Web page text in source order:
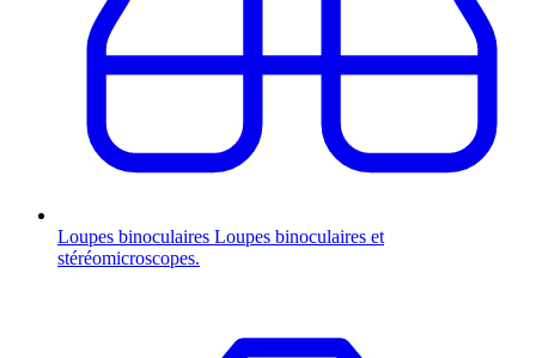
Loupes binoculaires Loupes binoculaires et
stéréomicroscopes.